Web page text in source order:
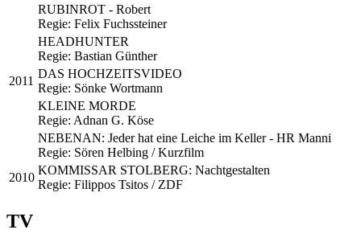
RUBINROT - Robert
Regie: Felix Fuchssteiner
HEADHUNTER
Regie: Bastian Günther
2011
DAS HOCHZEITSVIDEO
Regie: Sönke Wortmann
KLEINE MORDE
Regie: Adnan G. Köse
NEBENAN: Jeder hat eine Leiche im Keller - HR Manni
Regie: Sören Helbing / Kurzfilm
2010
KOMMISSAR STOLBERG: Nachtgestalten
Regie: Filippos Tsitos / ZDF
TV